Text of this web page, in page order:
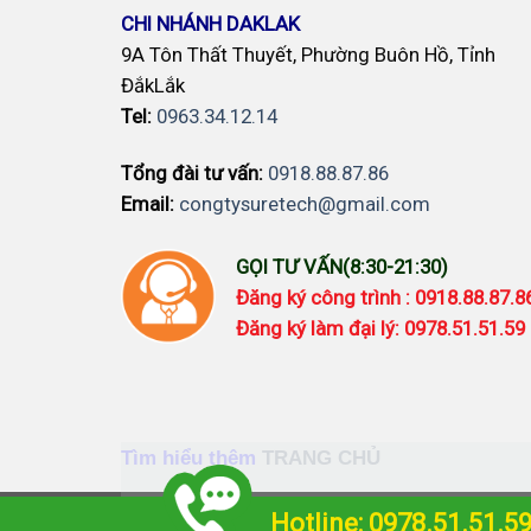
Hotline: 0978.51.51.59
CHI NHÁNH DAKLAK
9A Tôn Thất Thuyết, Phường Buôn Hồ, Tỉnh
ĐắkLắk
Tel: 0963.34.12.14
Tổng đài tư vấn: 0918.88.87.86
Email: congtysuretech@gmail.com
GỌI TƯ VẤN(8:30-21:30)
Đăng ký công trình :
Đăng ký làm đại lý: 0978.51.51.59
Tìm hiểu thêm TRANG CHỦ
Camera imou Camera Ezviz-Đèn Năng